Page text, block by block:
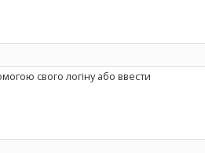
свого логіну або ввести